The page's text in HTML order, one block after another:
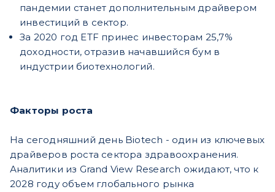
пандемии станет дополнительным драйвером
инвестиций в сектор.
За 2020 год ETF принес инвесторам 25,7%
доходности, отразив начавшийся бум в
индустрии биотехнологий.
Факторы роста
На сегодняшний день Biotech - один из ключевых
драйверов роста сектора здравоохранения.
Аналитики из Grand View Research ожидают, что к
2028 году объем глобального рынка